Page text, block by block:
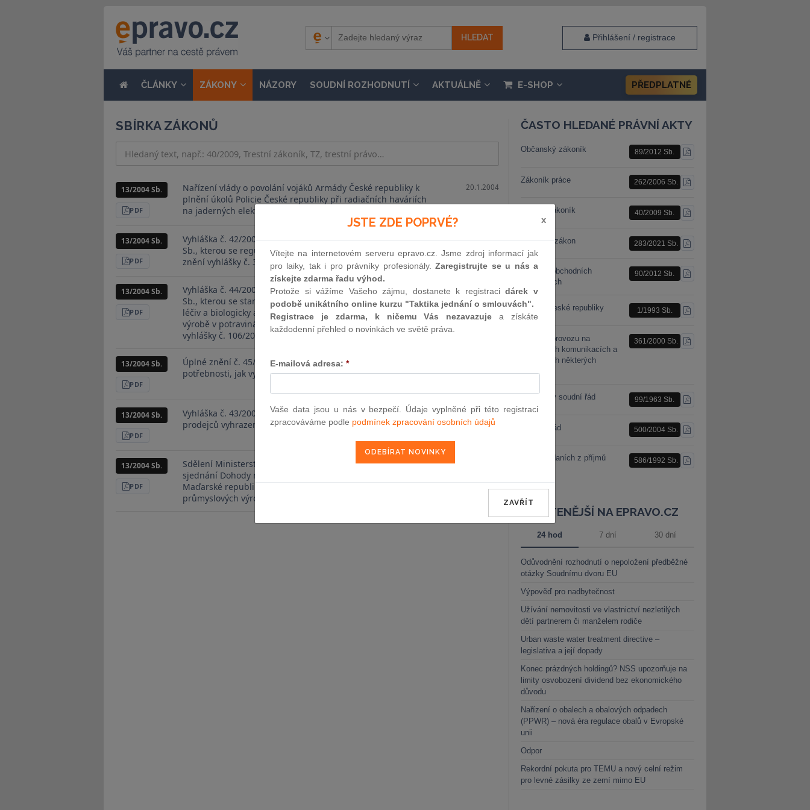
Přihlášení / registrace
ČLÁNKY ZÁKONY NÁZORY SOUDNÍ ROZHODNUTÍ AKTUÁLNĚ E-SHOP PŘEDPLATNÉ
SBÍRKA ZÁKONŮ
13/2004 Sb.
STÁHNOUT
Nařízení vlády o povolání vojáků Armády České republiky k
plnění úkolů Policie České republiky při radiačních haváriích
na jaderných elektrárnách
20.1.2004
13/2004 Sb.
STÁHNOUT
Vyhláška č. 42/2004 Sb., kterou se mění vyhláška č. 350/2000
Sb., kterou se reguluje prodej zdravotnických prostředků, ve
znění vyhlášky č. 303/2003 Sb.
13/2004 Sb.
STÁHNOUT
Vyhláška č. 44/2004 Sb., kterou se mění vyhláška č. 273/2000
Sb., kterou se stanoví nejvyšší přípustné zbytky veterinárních
léčiv a biologicky aktivních látek používaných v živočišné
výrobě v potravinách a potravinových surovinách, ve znění
vyhlášky č. 106/2002 Sb.
6.2.2004
13/2004 Sb.
STÁHNOUT
Úplné znění č. 45/2004 Sb., zákona č. 482/1991 Sb., o sociální
potřebnosti, jak vyplývá z pozdějších změn
13/2004 Sb.
STÁHNOUT
Vyhláška č. 43/2004 Sb., kterou se stanoví správná praxe
prodejců vyhrazených léčiv
6.2.2004
13/2004 Sb.
STÁHNOUT
Sdělení Ministerstva zahraničních věcí č. 42/2004 Sb. m. s., o
sjednání Dohody mezi vládou České republiky a vládou
Maďarské republiky o posuzování shody a akceptaci
průmyslových výrobků
ČASTO HLEDANÉ PRÁVNÍ AKTY
Občanský zákoník 89/2012 Sb.
STÁHNOUT
Zákoník práce 262/2006 Sb.
STÁHNOUT
Trestní zákoník 40/2009 Sb.
STÁHNOUT
Stavební zákon 283/2021 Sb.
STÁHNOUT
Zákon o obchodních
korporacích
90/2012 Sb.
STÁHNOUT
Ústava České republiky 1/1993 Sb.
STÁHNOUT
Zákon o provozu na
pozemních komunikacích a
o změnách některých
361/2000 Sb.
STÁHNOUT
Občanský soudní řád 99/1963 Sb.
STÁHNOUT
Správní řád 500/2004 Sb.
STÁHNOUT
Zákon o daních z příjmů 586/1992 Sb.
STÁHNOUT
NEJČTENĚJŠÍ NA EPRAVO.CZ
24 hod 7 dní 30 dní
Odůvodnění rozhodnutí o nepoložení předběžné
otázky Soudnímu dvoru EU
Výpověď pro nadbytečnost
Užívání nemovitosti ve vlastnictví nezletilých
dětí partnerem či manželem rodiče
Urban waste water treatment directive –
legislativa a její dopady
Konec prázdných holdingů? NSS upozorňuje na
limity osvobození dividend bez ekonomického
důvodu
Nařízení o obalech a obalových odpadech
(PPWR) – nová éra regulace obalů v Evropské
unii
Odpor
Rekordní pokuta pro TEMU a nový celní režim
pro levné zásilky ze zemí mimo EU
JSTE ZDE POPRVÉ? x
Vítejte na internetovém serveru epravo.cz. Jsme zdroj informací jak
pro laiky, tak i pro právníky profesionály.Zaregistrujte se u nás a
získejte zdarma řadu výhod.
Protože si vážíme Vašeho zájmu, dostanete k registracidárek v
podobě unikátního online kurzu "Taktika jednání o smlouvách".
Registrace je zdarma, k ničemu Vás nezavazuje a získáte
každodenní přehled o novinkách ve světě práva.
E-mailová adresa: *
Vaše data jsou u nás v bezpečí. Údaje vyplněné při této registraci
zpracováváme podle podmínek zpracování osobních údajů
ZAVŘÍT